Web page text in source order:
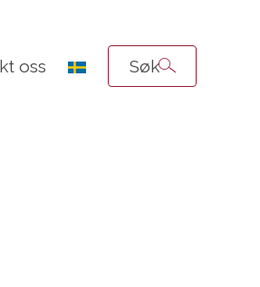
oss Søk